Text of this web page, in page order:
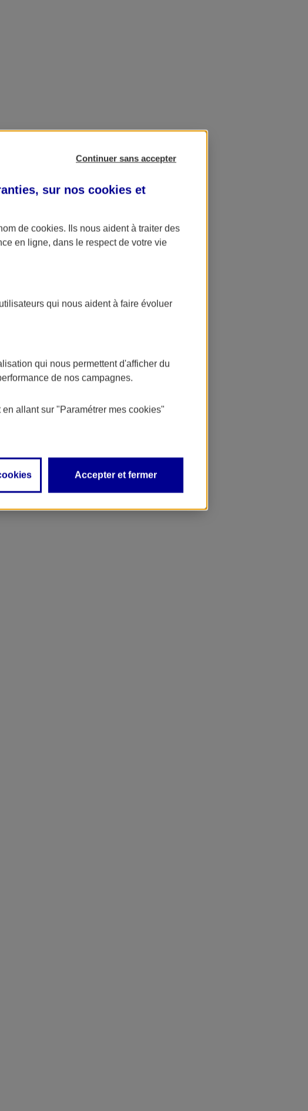
Continuer sans accepter
sur nos cookies et
de cookies. Ils nous aident à traiter des
en ligne, dans le respect de votre vie
qui nous aident à faire évoluer
qui nous permettent d'afficher du
de nos campagnes.
en allant sur "Paramétrer mes cookies"
Accepter et fermer